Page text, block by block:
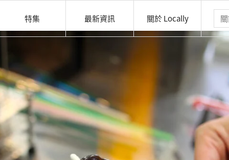
特集 最新資訊 關於 Locally